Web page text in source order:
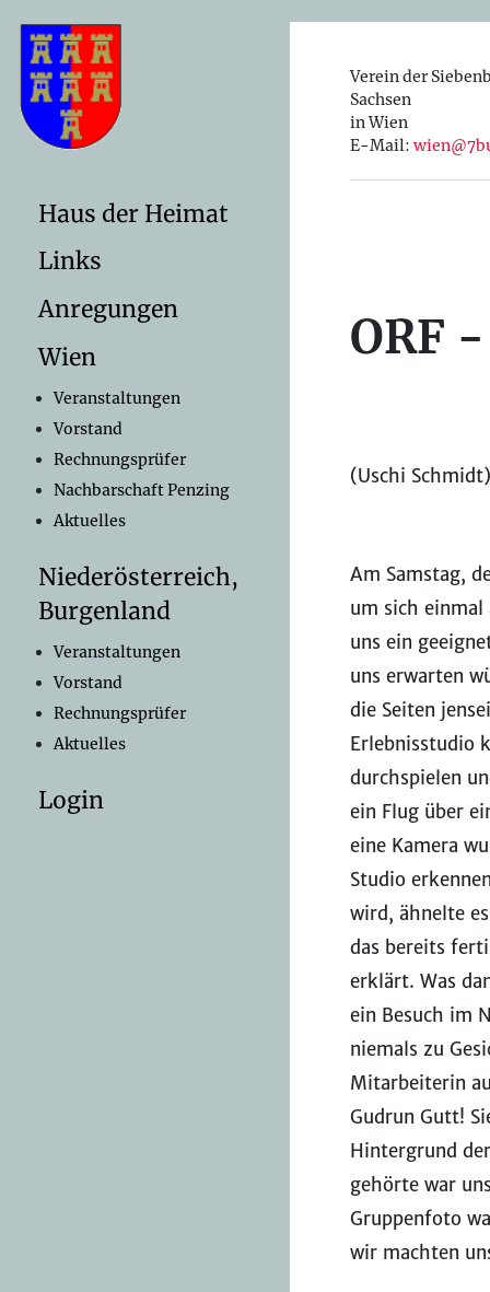
Haus der Heimat
Links
Anregungen
Wien
Veranstaltungen
Vorstand
Rechnungsprüfer
Nachbarschaft Penzing
Aktuelles
Niederösterreich,
Burgenland
Veranstaltungen
Vorstand
Rechnungsprüfer
Aktuelles
Login
Verein der
Sachsen
in Wien
E-Mail:
ORF
(Uschi
Am Samstag,
um sich einmal
uns ein
uns erwarten
die Seiten
Erlebnisstudio
durchspielen
ein Flug über
eine Kamera
Studio
wird, ähnelte
das bereits
erklärt. Was
ein Besuch im
niemals zu
Mitarbeiterin
Gudrun Gutt!
Hintergrund
gehörte war
Gruppenfoto
wir machten